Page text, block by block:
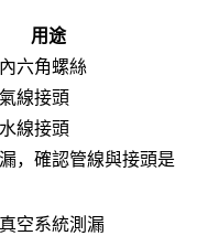
用途
六角螺絲
線接頭
線接頭
，確認管線與接頭是
空系統測漏